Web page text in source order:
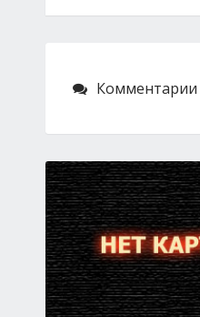
Комментарии